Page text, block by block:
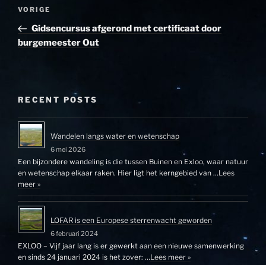
Bericht
Vorig
bericht
VORIGE
Gidsencursus afgerond met certificaat door
burgemeester Out
RECENT POSTS
Wandelen langs water en wetenschap
6 mei 2026
Een bijzondere wandeling is die tussen Buinen en Exloo, waar natuur
en wetenschap elkaar raken. Hier ligt het kerngebied van …Lees
meer »
LOFAR is een Europese sterrenwacht geworden
6 februari 2024
EXLOO – Vijf jaar lang is er gewerkt aan een nieuwe samenwerking
en sinds 24 januari 2024 is het zover: …Lees meer »